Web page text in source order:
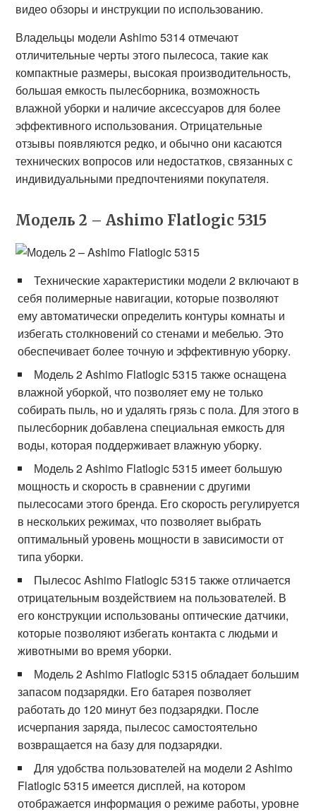
видео обзоры и инструкции по использованию.
Владельцы модели Ashimo 5314 отмечают
отличительные черты этого пылесоса, такие как
компактные размеры, высокая производительность,
большая емкость пылесборника, возможность
влажной уборки и наличие аксессуаров для более
эффективного использования. Отрицательные
отзывы появляются редко, и обычно они касаются
технических вопросов или недостатков, связанных с
индивидуальными предпочтениями покупателя.
Модель 2 – Ashimo Flatlogic 5315
Технические характеристики модели 2 включают в
себя полимерные навигации, которые позволяют
ему автоматически определить контуры комнаты и
избегать столкновений со стенами и мебелью. Это
обеспечивает более точную и эффективную уборку.
Модель 2 Ashimo Flatlogic 5315 также оснащена
влажной уборкой, что позволяет ему не только
собирать пыль, но и удалять грязь с пола. Для этого в
пылесборник добавлена специальная емкость для
воды, которая поддерживает влажную уборку.
Модель 2 Ashimo Flatlogic 5315 имеет большую
мощность и скорость в сравнении с другими
пылесосами этого бренда. Его скорость регулируется
в нескольких режимах, что позволяет выбрать
оптимальный уровень мощности в зависимости от
типа уборки.
Пылесос Ashimo Flatlogic 5315 также отличается
отрицательным воздействием на пользователей. В
его конструкции использованы оптические датчики,
которые позволяют избегать контакта с людьми и
животными во время уборки.
Модель 2 Ashimo Flatlogic 5315 обладает большим
запасом подзарядки. Его батарея позволяет
работать до 120 минут без подзарядки. После
исчерпания заряда, пылесос самостоятельно
возвращается на базу для подзарядки.
Для удобства пользователей на модели 2 Ashimo
Flatlogic 5315 имеется дисплей, на котором
отображается информация о режиме работы, уровне